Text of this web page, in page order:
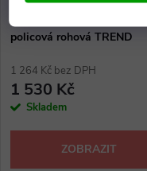
Kancelářská skříň nízká
policová rohová TREND
1 264 Kč bez DPH
1 530 Kč
Skladem
ZOBRAZIT